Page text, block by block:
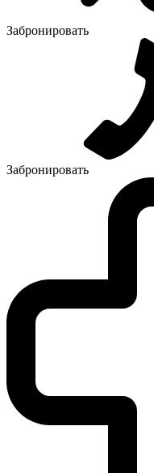
Забронировать
Забронировать